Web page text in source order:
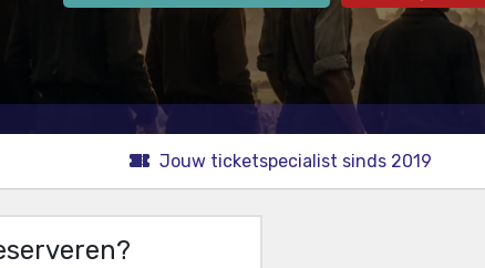
Jouw ticketspecialist sinds 2019